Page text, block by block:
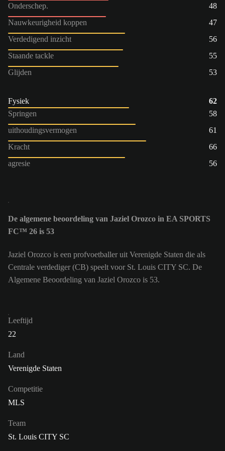
Onderschep.
48
Nauwkeurigheid koppen
47
Verdedigend inzicht
56
Staande tackle
55
Glijden
53
Fysiek
62
Springen
58
uithoudingsvermogen
61
Kracht
66
agresie
56
De algemene beoordeling van Jaziel Orozco in EA SPORTS
FC™ 26 is 53
Jaziel Orozco is een profvoetballer uit Verenigde Staten die als
Centrale verdediger (CB) speelt voor St. Louis CITY SC. De
Algemene Beoordeling van Jaziel Orozco is 53.
Leeftijd
22
Land
Verenigde Staten
Competitie
MLS
Team
St. Louis CITY SC